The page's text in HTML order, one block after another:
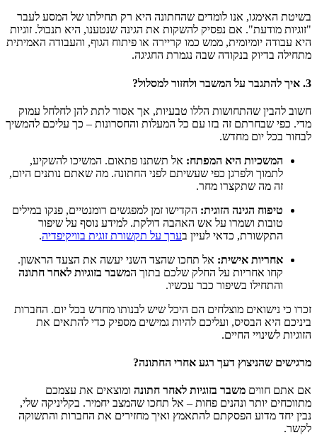
בשיטת האימגו, אנו לומדים שהחתונה היא רק תחילתו של המסע לעבר
"זוגיות מודעת". אם נפסיק להשקות את הגינה שנטענו, היא תנבול. זוגיות
היא עבודה יומיומית, ממש כמו קריירה או פיתוח הגוף, והעבודה האמיתית
מתחילה בדיוק בנקודה שבה נגמרת החגיגה.
3. איך להתגבר על המשבר ולחזור למסלול?
חשוב להבין שהתחושות הללו טבעיות, אך אסור לתת להן לחלחל עמוק
מדי. כפי שבחרתם זה בזו עם כל המעלות והחסרונות – כך עליכם להמשיך
לבחור בכל יום מחדש.
המשכיות היא המפתח: אל תשתנו פתאום. המשיכו להשקיע,
לתמוך ולפרגן כפי שעשיתם לפני החתונה. מה שאתם נותנים היום,
זה מה שתקצרו מחר.
טיפוח הגינה הזוגית: הקדישו זמן למפגשים רומנטיים, פנקו במילים
טובות ושמרו על אש האהבה דולקת. למידע נוסף על שיפור
התקשורת, כדאי לעיין בערך על תקשורת זוגית בוויקיפדיה.
אחריות אישית: אל תחכו שהצד השני יעשה את הצעד הראשון.
קחו אחריות על החלק שלכם בתוך המשבר בזוגיות לאחר חתונה
והתחילו בשיפור כבר עכשיו.
זכרו כי נישואים מוצלחים הם היכל שיש לבנותו מחדש בכל יום. החברות
ביניכם היא הבסיס, ועליכם להיות גמישים מספיק כדי להתאים את
הזוגיות לשינויי החיים.
מרגישים שהניצוץ דעך רגע אחרי החתונה?
אם אתם חווים משבר בזוגיות לאחר חתונה ומוצאים את עצמכם
מתווכחים יותר ונהנים פחות – אל תחכו שהמצב יחמיר. בקליניקה שלי,
נבין יחד מדוע הפסקתם להתאמץ ואיך מחזירים את החברות והתשוקה
לקשר.